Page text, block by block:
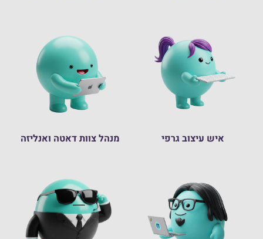
איש עיצוב גרפי מנהל צוות דאטה ואנליזה